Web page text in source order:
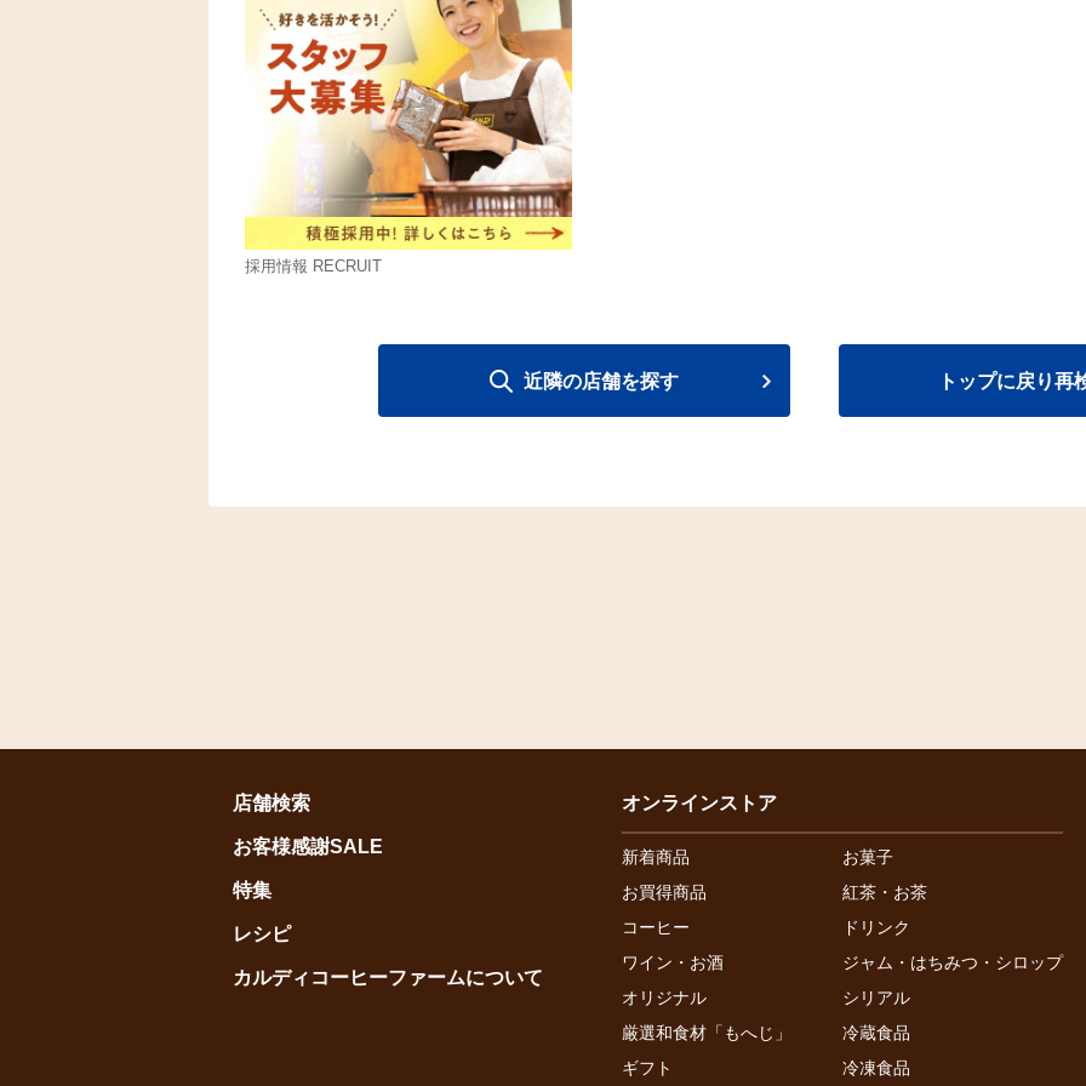
採用情報 RECRUIT
トップに戻り再
近隣の店舗を探す
店舗検索
お客様感謝SALE
特集
レシピ
カルディコーヒーファームについて
オンラインストア
新着商品
お菓子
お買得商品
紅茶・お茶
コーヒー
ドリンク
ワイン・お酒
ジャム・はちみつ・シロップ
オリジナル
シリアル
厳選和食材「もへじ」
冷蔵食品
ギフト
冷凍食品